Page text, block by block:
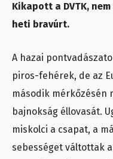
Kikapott a DVTK,
heti bravúrt.
A hazai
piros-fehérek, de az
második mérkőzésén
bajnokság éllovasát.
miskolci a csapat, a
sebességet váltottak